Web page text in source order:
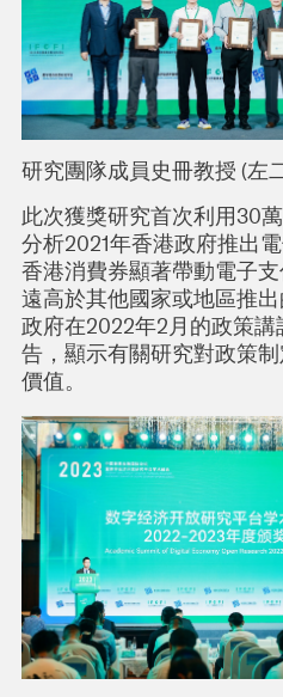
研究團隊成員史冊教授 (左
此次獲獎研究首次利用30
分析2021年香港政府推出
香港消費券顯著帶動電子
遠高於其他國家或地區推
政府在2022年2月的政策
告，顯示有關研究對政策
價值。